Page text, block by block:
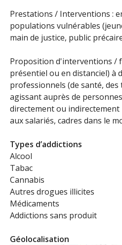
Prestations / Interventions :
populations vulnérables
main de justice, public
Proposition d'interventions /
présentiel ou en distanciel) à
professionnels (de santé,
agissant auprès de
directement ou indirectement
aux salariés, cadres dans le
Types d’addictions
Alcool
Tabac
Cannabis
Autres drogues illicites
Médicaments
Addictions sans produit
Géolocalisation